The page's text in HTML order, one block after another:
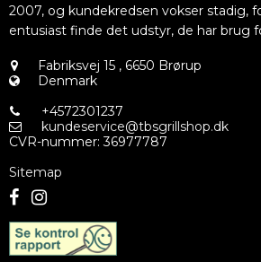
2007, og kundekredsen vokser stadig,
entusiast finde det udstyr, de har brug
Fabriksvej 15 , 6650 Brørup
Denmark
+4572301237
kundeservice@tbsgrillshop.dk
CVR-nummer: 36977787
Sitemap